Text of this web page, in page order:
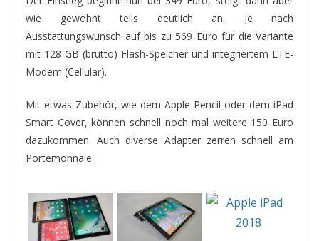
wie gewohnt teils deutlich an. Je nach
Ausstattungswunsch auf bis zu 569 Euro für die Variante
mit 128 GB (brutto) Flash-Speicher und integriertem LTE-
Modem (Cellular).
Mit etwas Zubehör, wie dem Apple Pencil oder dem iPad
Smart Cover, können schnell noch mal weitere 150 Euro
dazukommen. Auch diverse Adapter zerren schnell am
Portemonnaie.